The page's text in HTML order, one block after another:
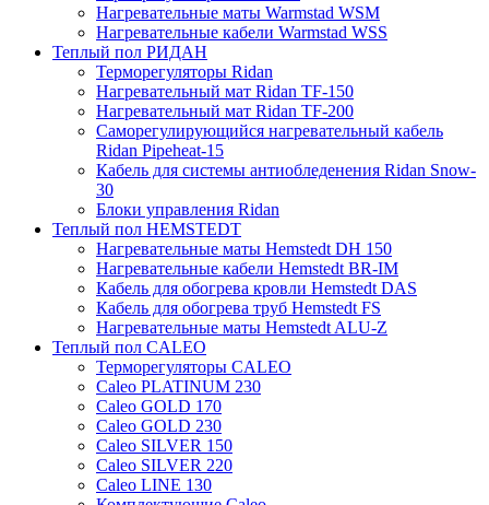
Нагревательные маты Warmstad WSM
Нагревательные кабели Warmstad WSS
Теплый пол РИДАН
Терморегуляторы Ridan
Нагревательный мат Ridan TF-150
Нагревательный мат Ridan TF-200
Саморегулирующийся нагревательный кабель
Ridan Pipeheat-15
Кабель для системы антиобледенения Ridan Snow-
30
Блоки управления Ridan
Теплый пол HEMSTEDT
Нагревательные маты Hemstedt DH 150
Нагревательные кабели Hemstedt BR-IM
Кабель для обогрева кровли Hemstedt DAS
Кабель для обогрева труб Hemstedt FS
Нагревательные маты Hemstedt ALU-Z
Теплый пол CALEO
Терморегуляторы CALEO
Caleo PLATINUM 230
Caleo GOLD 170
Caleo GOLD 230
Caleo SILVER 150
Caleo SILVER 220
Caleo LINE 130